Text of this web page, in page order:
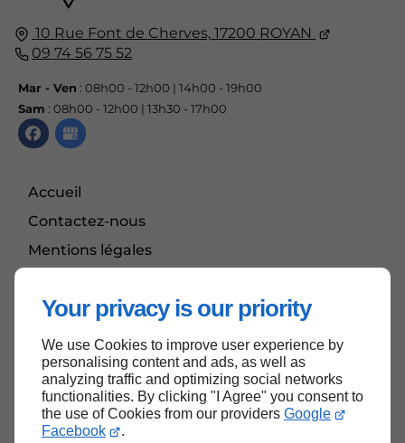
Your privacy is our priority
We use Cookies to improve user experience by
personalising content and ads, as well as
analyzing traffic and optimizing social networks
functionalities. By clicking "I Agree" you consent to
the use of Cookies from our providers Google
Facebook
.
10 Rue Font de Cherves, 17200 ROYAN
09 74 56 75 52
Mar - Ven : 08h00 - 12h00 | 14h00 - 19h00
Sam : 08h00 - 12h00 | 13h30 - 17h00
Accueil
Contactez-nous
Mentions légales
Haut de page